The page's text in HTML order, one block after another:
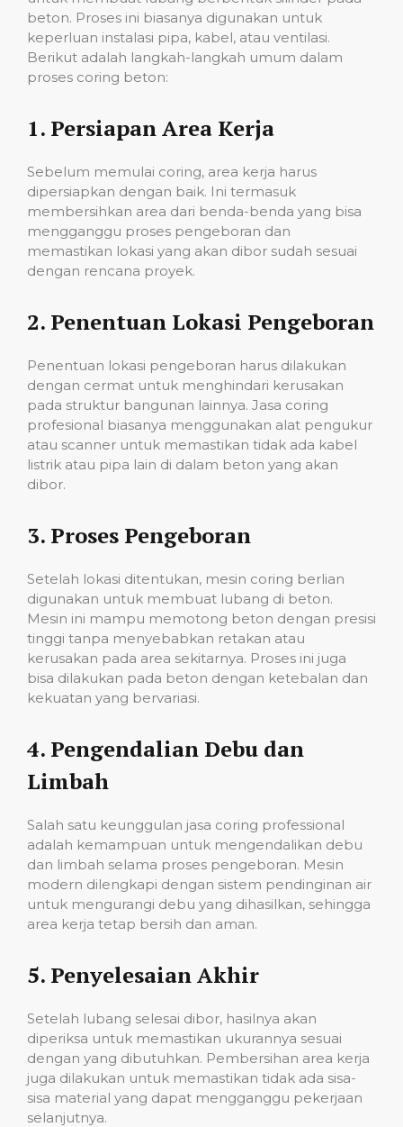
beton. Proses ini biasanya digunakan untuk
keperluan instalasi pipa, kabel, atau ventilasi.
Berikut adalah langkah-langkah umum dalam
proses coring beton:
1. Persiapan Area Kerja
Sebelum memulai coring, area kerja harus
dipersiapkan dengan baik. Ini termasuk
membersihkan area dari benda-benda yang bisa
mengganggu proses pengeboran dan
memastikan lokasi yang akan dibor sudah sesuai
dengan rencana proyek.
2. Penentuan Lokasi Pengeboran
Penentuan lokasi pengeboran harus dilakukan
dengan cermat untuk menghindari kerusakan
pada struktur bangunan lainnya. Jasa coring
profesional biasanya menggunakan alat pengukur
atau scanner untuk memastikan tidak ada kabel
listrik atau pipa lain di dalam beton yang akan
dibor.
3. Proses Pengeboran
Setelah lokasi ditentukan, mesin coring berlian
digunakan untuk membuat lubang di beton.
Mesin ini mampu memotong beton dengan presisi
tinggi tanpa menyebabkan retakan atau
kerusakan pada area sekitarnya. Proses ini juga
bisa dilakukan pada beton dengan ketebalan dan
kekuatan yang bervariasi.
4. Pengendalian Debu dan
Limbah
Salah satu keunggulan jasa coring professional
adalah kemampuan untuk mengendalikan debu
dan limbah selama proses pengeboran. Mesin
modern dilengkapi dengan sistem pendinginan air
untuk mengurangi debu yang dihasilkan, sehingga
area kerja tetap bersih dan aman.
5. Penyelesaian Akhir
Setelah lubang selesai dibor, hasilnya akan
diperiksa untuk memastikan ukurannya sesuai
dengan yang dibutuhkan. Pembersihan area kerja
juga dilakukan untuk memastikan tidak ada sisa-
sisa material yang dapat mengganggu pekerjaan
selanjutnya.